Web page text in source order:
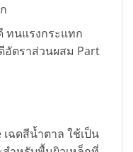
ทนแรงกระแทก
ตราส่วนผสม Part
เฉดสีน้ำตาล ใช้เป็น